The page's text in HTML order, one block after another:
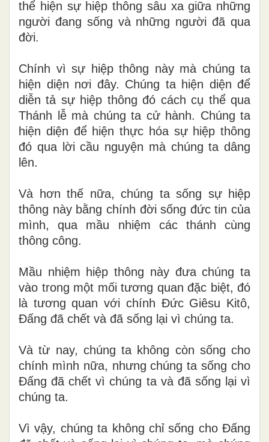
thể hiện sự hiệp thông sâu xa giữa những
người đang sống và những người đã qua
đời.
Chính vì sự hiệp thông này mà chúng ta
hiện diện nơi đây. Chúng ta hiện diện để
diễn tả sự hiệp thông đó cách cụ thể qua
Thánh lễ mà chúng ta cử hành. Chúng ta
hiện diện để hiện thực hóa sự hiệp thông
đó qua lời cầu nguyện mà chúng ta dâng
lên.
Và hơn thế nữa, chúng ta sống sự hiệp
thông này bằng chính đời sống đức tin của
mình, qua mầu nhiệm các thánh cùng
thông công.
Mầu nhiệm hiệp thông này đưa chúng ta
vào trong một mối tương quan đặc biệt, đó
là tương quan với chính Đức Giêsu Kitô,
Đấng đã chết và đã sống lại vì chúng ta.
Và từ nay, chúng ta không còn sống cho
chính mình nữa, nhưng chúng ta sống cho
Đấng đã chết vì chúng ta và đã sống lại vì
chúng ta.
Vì vậy, chúng ta không chỉ sống cho Đấng